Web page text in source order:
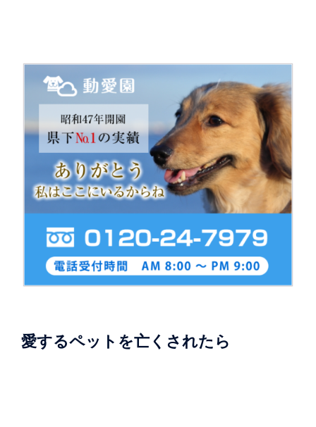
愛するペットを亡くされたら